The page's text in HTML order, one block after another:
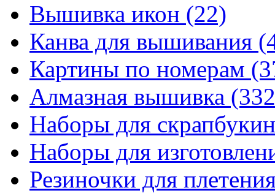
Вышивка икон (22)
Канва для вышивания
Картины по номерам
Алмазная вышивка
Наборы для
Наборы для
Резиночки для